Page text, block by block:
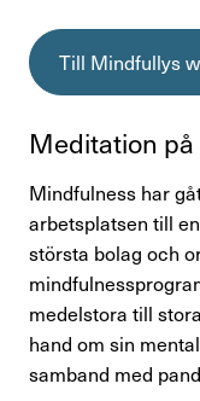
Till Mindfullys
Medi­ta­tion
Mindfulness har
arbetsplatsen till
största bolag och
medelstora till
hand om sin
samband med